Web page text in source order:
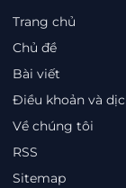
Trang chủ
Chủ đề
Bài viết
Điều khoản và
Về chúng tôi
RSS
Sitemap